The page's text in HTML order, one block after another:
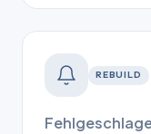
REBUILD